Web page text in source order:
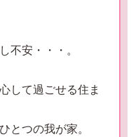
不安・・・。
して過ごせる住ま
とつの我が家。